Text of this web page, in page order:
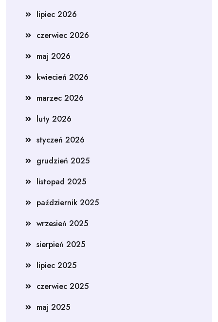
lipiec 2026
czerwiec 2026
maj 2026
kwiecień 2026
marzec 2026
luty 2026
styczeń 2026
grudzień 2025
listopad 2025
październik 2025
wrzesień 2025
sierpień 2025
lipiec 2025
czerwiec 2025
maj 2025